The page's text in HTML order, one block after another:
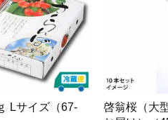
Lサイズ（67-
啓翁桜（大